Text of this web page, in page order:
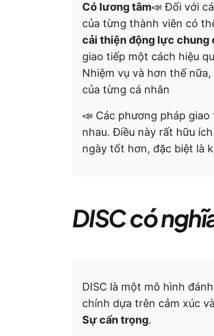
Có lương tâm📣 Đối với
của từng thành viên có
cải thiện động lực chung
giao tiếp một cách hiệu
Nhiệm vụ và hơn thế
của từng cá nhân
📣 Các phương pháp
nhau. Điều này rất hữu
ngày tốt hơn, đặc biệt là
DISC có
DISC là một mô hình
chính dựa trên cảm xúc
Sự cẩn trọng.